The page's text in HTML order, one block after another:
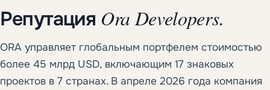
Репутация Ora Developers.
ORA управляет глобальным портфелем стоимостью
более 45 млрд USD, включающим 17 знаковых
проектов в 7 странах. В апреле 2026 года компания